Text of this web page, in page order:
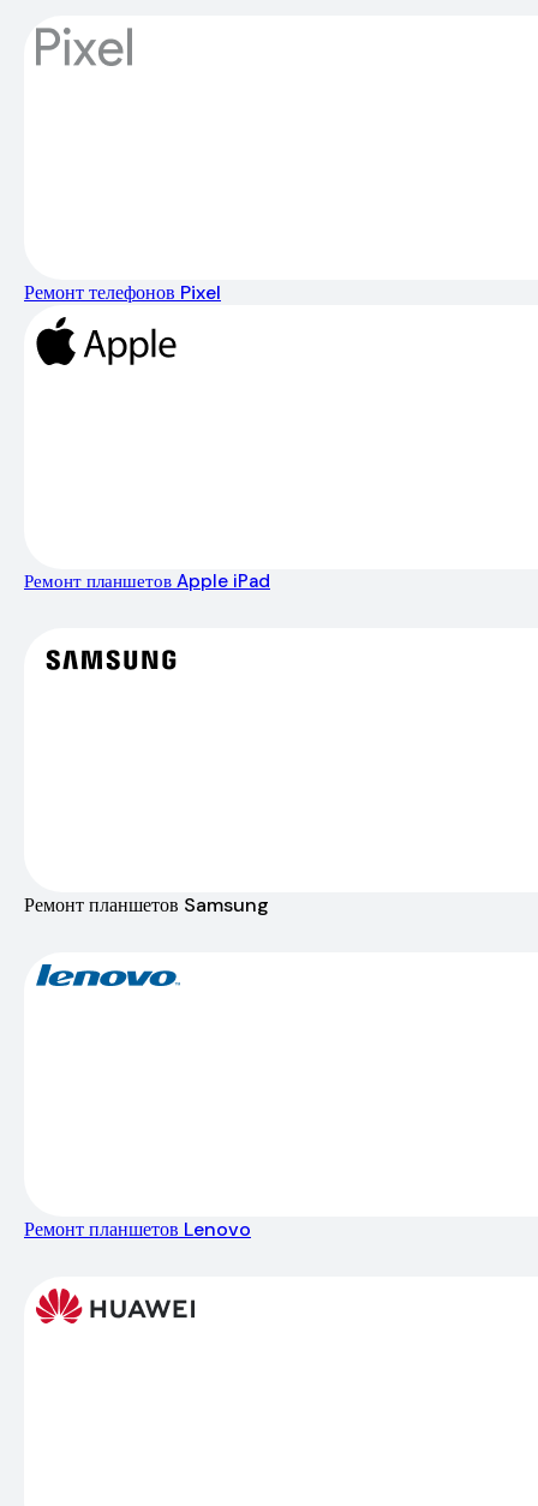
Ремонт телефонов Pixel
Ремонт планшетов Apple iPad
Ремонт планшетов Samsung
Ремонт планшетов Lenovo